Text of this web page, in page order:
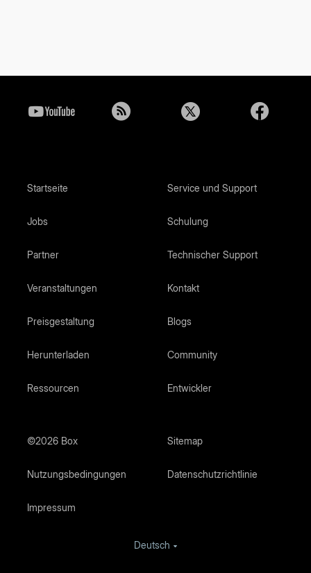
Startseite
Jobs
Partner
Veranstaltungen
Preisgestaltung
Herunterladen
Ressourcen
Service und Support
Schulung
Technischer Support
Kontakt
Blogs
Community
Entwickler
©2026 Box Sitemap
Nutzungsbedingungen Datenschutzrichtlinie
Impressum
Deutsch